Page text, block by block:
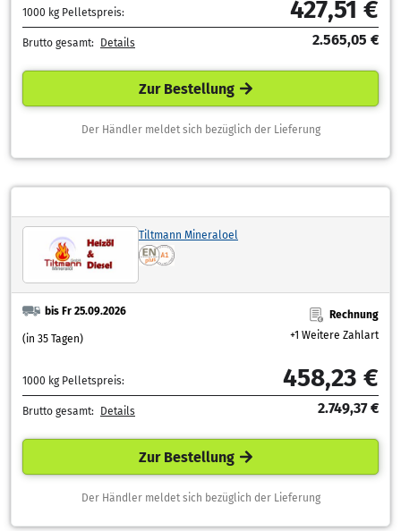
1000 kg Pelletspreis: 427,51 €
Brutto gesamt: Details 2.565,05 €
Zur Bestellung
Der Händler meldet sich bezüglich der Lieferung
Tiltmann Mineraloel
bis Fr 25.09.2026
(in 35 Tagen)
Rechnung
+1 Weitere Zahlart
1000 kg Pelletspreis: 458,23 €
Brutto gesamt: Details 2.749,37 €
Zur Bestellung
Der Händler meldet sich bezüglich der Lieferung